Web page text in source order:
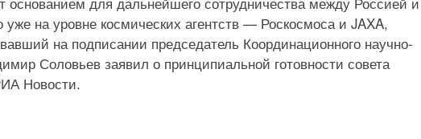
на уровне космических агентств — Роскосмоса и JAXA,
на подписании председатель Координационного научно-
Соловьев заявил о принципиальной готовности совета
Новости.